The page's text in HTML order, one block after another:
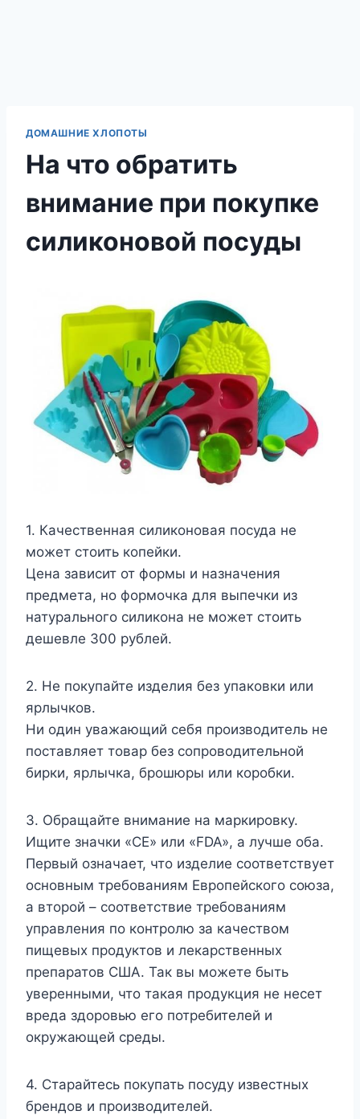
ДОМАШНИЕ ХЛОПОТЫ
На что обратить
внимание при покупке
силиконовой посуды
1. Качественная силиконовая посуда не
может стоить копейки.
Цена зависит от формы и назначения
предмета, но формочка для выпечки из
натурального силикона не может стоить
дешевле 300 рублей.
2. Не покупайте изделия без упаковки или
ярлычков.
Ни один уважающий себя производитель не
поставляет товар без сопроводительной
бирки, ярлычка, брошюры или коробки.
3. Обращайте внимание на маркировку.
Ищите значки «CE» или «FDA», а лучше оба.
Первый означает, что изделие соответствует
основным требованиям Европейского союза,
а второй – соответствие требованиям
управления по контролю за качеством
пищевых продуктов и лекарственных
препаратов США. Так вы можете быть
уверенными, что такая продукция не несет
вреда здоровью его потребителей и
окружающей среды.
4. Старайтесь покупать посуду известных
брендов и производителей.